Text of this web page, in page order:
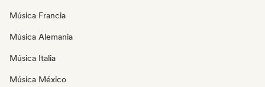
Música Francia
Música Alemania
Música Italia
Música México